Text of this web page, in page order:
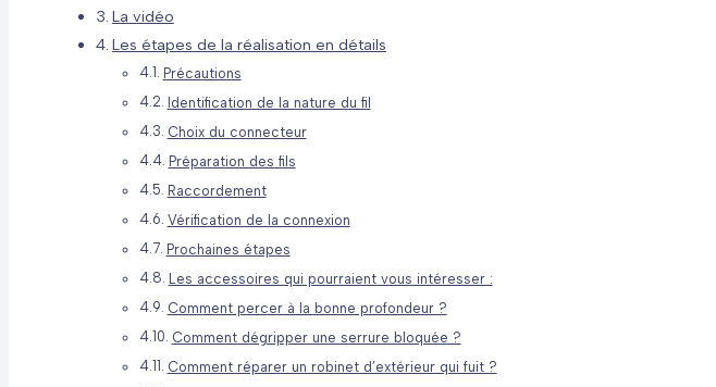
La vidéo
Les étapes de la réalisation en détails
Précautions
Identification de la nature du fil
Choix du connecteur
Préparation des fils
Raccordement
Vérification de la connexion
Prochaines étapes
Les accessoires qui pourraient vous intéresser :
Comment percer à la bonne profondeur ?
Comment dégripper une serrure bloquée ?
Comment réparer un robinet d’extérieur qui fuit ?